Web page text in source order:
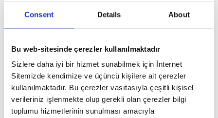
Consent Details About
Bu web-sitesinde çerezler kullanılmaktadır
Sizlere daha iyi bir hizmet sunabilmek için İnternet
Sitemizde kendimize ve üçüncü kişilere ait çerezler
kullanılmaktadır. Bu çerezler vasıtasıyla çeşitli kişisel
verileriniz işlenmekte olup gerekli olan çerezler bilgi
toplumu hizmetlerinin sunulması amacıyla
Yorum bulunmamaktadır..
BU ÜRÜNLERE DE GÖZ AT